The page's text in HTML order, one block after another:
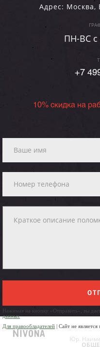
Адрес: Москва,
ПН-ВC c
+7
10% скидка на
Нажимая на кнопку «Отправить», вы
данных
Для правообладателей | Сайт не
Юр.